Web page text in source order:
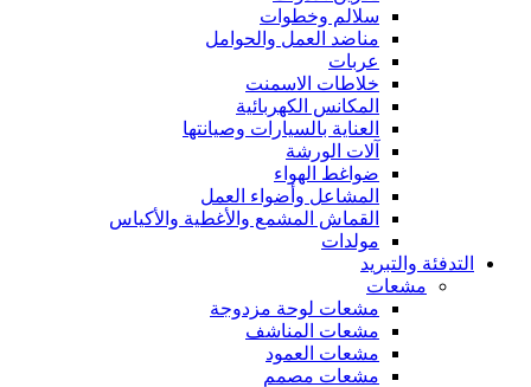
سلالم وخطوات
مناضد العمل والحوامل
عربات
خلاطات الاسمنت
المكانس الكهربائية
العناية بالسيارات وصيانتها
آلات الورشة
ضواغط الهواء
المشاعل وأضواء العمل
القماش المشمع والأغطية والأكياس
مولدات
التدفئة والتبريد
مشعات
مشعات لوحة مزدوجة
مشعات المناشف
مشعات العمود
مشعات مصمم